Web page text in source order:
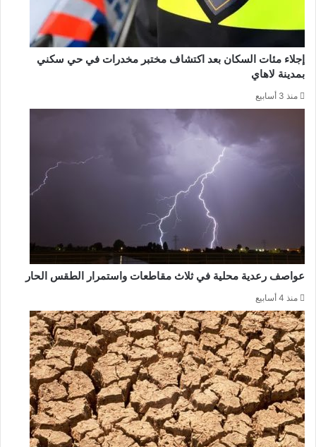
إجلاء مئات السكان بعد اكتشاف مختبر مخدرات في حي سكني
بمدينة لاهاي
منذ 3 أسابيع
عواصف رعدية محلية في ثلاث مقاطعات واستمرار الطقس الحار
منذ 4 أسابيع